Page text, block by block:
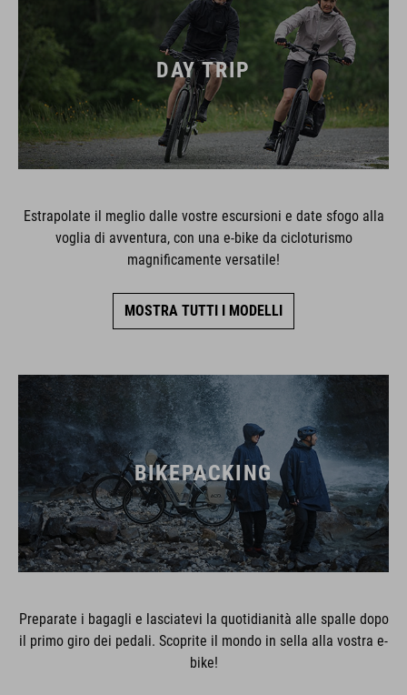
DAY TRIP
Estrapolate il meglio dalle vostre escursioni e date sfogo alla
voglia di avventura, con una e-bike da cicloturismo
magnificamente versatile!
MOSTRA TUTTI I MODELLI
BIKEPACKING
Preparate i bagagli e lasciatevi la quotidianità alle spalle dopo
il primo giro dei pedali. Scoprite il mondo in sella alla vostra e-
bike!